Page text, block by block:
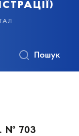
Пошук
№ 703